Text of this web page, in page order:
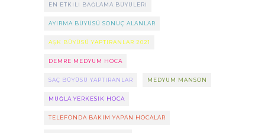
EN ETKILI BAĞLAMA BÜYÜLERI
AYIRMA BÜYÜSÜ SONUÇ ALANLAR
AŞK BÜYÜSÜ YAPTIRANLAR 2021
DEMRE MEDYUM HOCA
SAÇ BÜYÜSÜ YAPTIRANLAR MEDYUM MANSON
MUĞLA YERKESIK HOCA
TELEFONDA BAKIM YAPAN HOCALAR